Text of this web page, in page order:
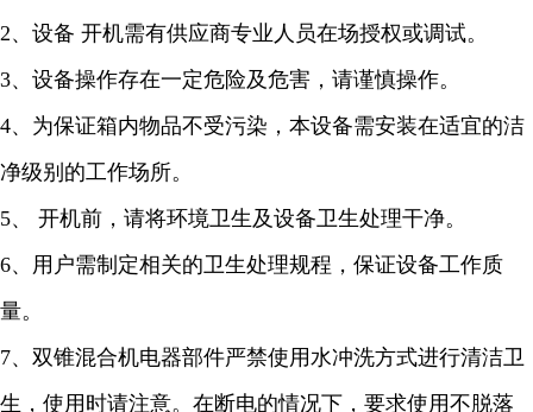
2、设备 开机需有供应商专业人员在场授权或调试。
3、设备操作存在一定危险及危害，请谨慎操作。
4、为保证箱内物品不受污染，本设备需安装在适宜的洁
净级别的工作场所。
5、 开机前，请将环境卫生及设备卫生处理干净。
6、用户需制定相关的卫生处理规程，保证设备工作质
量。
7、双锥混合机电器部件严禁使用水冲洗方式进行清洁卫
生，使用时请注意。在断电的情况下，要求使用不脱落